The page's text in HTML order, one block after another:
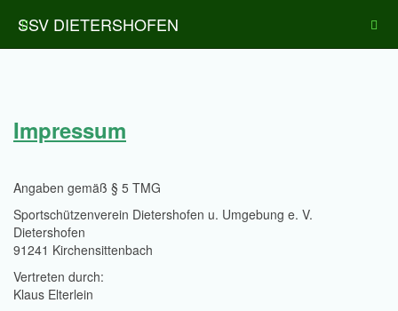
SSV DIETERSHOFEN
Impressum
Angaben gemäß § 5 TMG
Sportschützenverein Dietershofen u. Umgebung e. V.
Dietershofen
91241 Kirchensittenbach
Vertreten durch:
Klaus Elterlein